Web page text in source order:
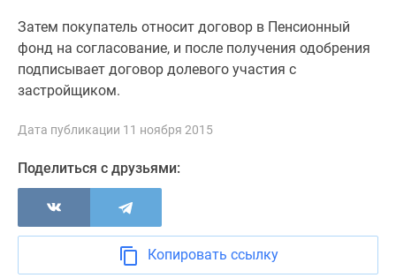
Затем покупатель относит договор в Пенсионный
фонд на согласование, и после получения одобрения
подписывает договор долевого участия с
застройщиком.
Дата публикации 11 ноября 2015
Поделиться с друзьями:
Копировать ссылку